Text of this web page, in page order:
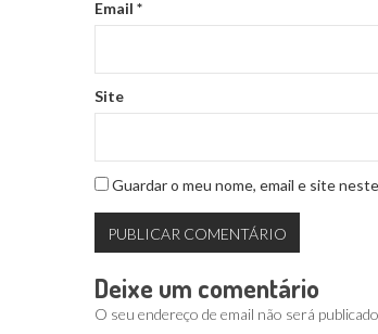
Email *
Site
Guardar o meu nome, email e site
Deixe um comentário
O seu endereço de email não será